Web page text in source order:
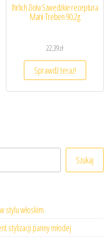
Ihrlich Zioła Szwedzkie receptura
Marii Treben 90,2g
22,39zł
Sprawdź teraz!
Szukaj
stylu włoskim
stylizacji panny młodej